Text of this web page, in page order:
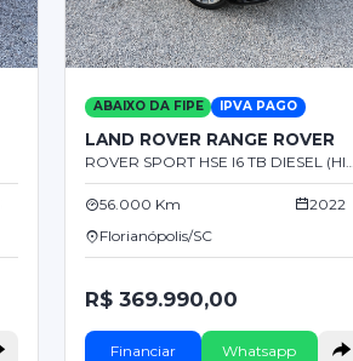
ABAIXO DA FIPE IPVA PAGO
LAND ROVER RANGE ROVER
56.000 Km
2022
Florianópolis/SC
R$ 369.990,00
Financiar Whatsapp